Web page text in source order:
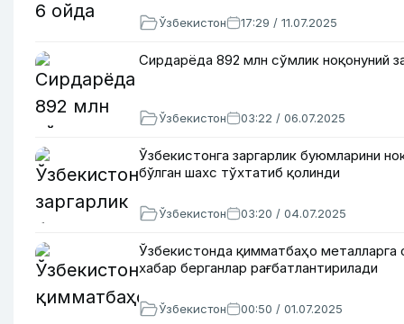
Ўзбекистон 17:29 / 11.07.2025
Сирдарёда 892 млн сўмлик ноқонуний
Ўзбекистон 03:22 / 06.07.2025
Ўзбекистонга заргарлик буюмларини
бўлган шахс тўхтатиб қолинди
Ўзбекистон 03:20 / 04.07.2025
Ўзбекистонда қимматбаҳо металларга
хабар берганлар рағбатлантирилади
Ўзбекистон 00:50 / 01.07.2025